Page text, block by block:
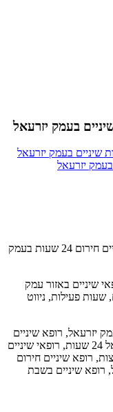
בעמק יזרעאל
שיניים בעמק יזרעאל
יזרעאל
מחפשים רופא שיניים בעמק יזרעאל, רופא שיניים חירום 24 שעות בעמק
שיניים באזור עמק
פעילות, ניווט
יזרעאל, רופא שיניים
בעמק יזרעאל בשבת, רופא שיניים בעמק יזרעאל 24 שעות, רופאי שיניים
רופא שיניים חירום
רופא שיניים בשבת